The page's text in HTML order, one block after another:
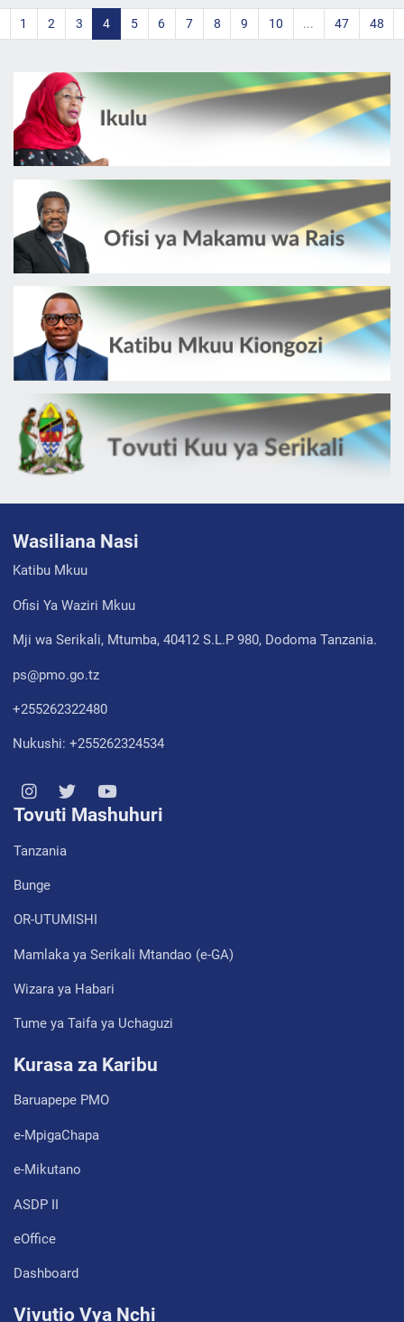
1 2 3 4 5 6 7 8 9 10 ... 47 48
Wasiliana Nasi
Katibu Mkuu
Ofisi Ya Waziri Mkuu
Mji wa Serikali, Mtumba, 40412 S.L.P 980, Dodoma Tanzania.
ps@pmo.go.tz
+255262322480
Nukushi: +255262324534
Tovuti Mashuhuri
Tanzania
Bunge
OR-UTUMISHI
Mamlaka ya Serikali Mtandao (e-GA)
Wizara ya Habari
Tume ya Taifa ya Uchaguzi
Kurasa za Karibu
Baruapepe PMO
e-MpigaChapa
e-Mikutano
ASDP II
eOffice
Dashboard
Vivutio Vya Nchi